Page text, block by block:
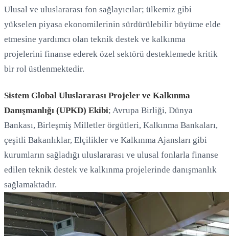
Ulusal ve uluslararası fon sağlayıcılar; ülkemiz gibi
yükselen piyasa ekonomilerinin sürdürülebilir büyüme elde
etmesine yardımcı olan teknik destek ve kalkınma
projelerini finanse ederek özel sektörü desteklemede kritik
bir rol üstlenmektedir.
Sistem Global Uluslararası Projeler ve Kalkınma
Danışmanlığı (UPKD) Ekibi; Avrupa Birliği, Dünya
Bankası, Birleşmiş Milletler örgütleri, Kalkınma Bankaları,
çeşitli Bakanlıklar, Elçilikler ve Kalkınma Ajansları gibi
kurumların sağladığı uluslararası ve ulusal fonlarla finanse
edilen teknik destek ve kalkınma projelerinde danışmanlık
sağlamaktadır.